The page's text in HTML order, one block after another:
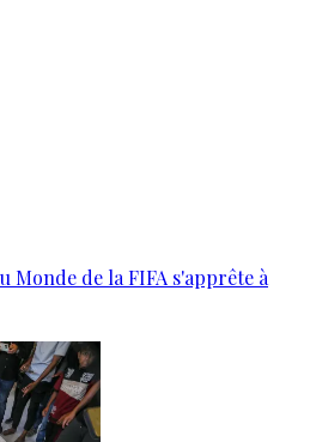
Monde de la FIFA s'apprête à